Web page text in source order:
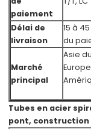
paiement
Délai de
livraison
15 à
du
Marché
principal
Asie
Tubes en acier
pont,